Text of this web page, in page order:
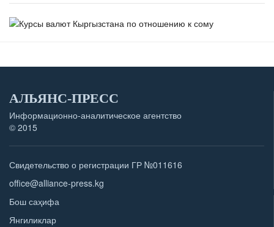
АЛЬЯНС-ПРЕСС
Информационно-аналитическое агентство
© 2015
Свидетельство о регистрации ГР №011616
office@alliance-press.kg
Бош саҳифа
Янгиликлар